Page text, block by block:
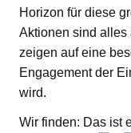
Horizon für diese
Aktionen sind alles
zeigen auf eine
Engagement der
wird.
Wir finden: Das ist